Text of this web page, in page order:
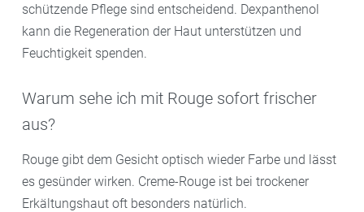
schützende Pflege sind entscheidend. Dexpanthenol
kann die Regeneration der Haut unterstützen und
Feuchtigkeit spenden.
Warum sehe ich mit Rouge sofort frischer
aus?
Rouge gibt dem Gesicht optisch wieder Farbe und lässt
es gesünder wirken. Creme-Rouge ist bei trockener
Erkältungshaut oft besonders natürlich.